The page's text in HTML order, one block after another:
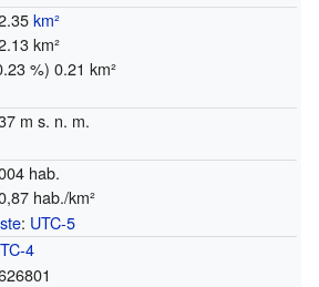
km²
km²
%) 0.21 km²
m s. n. m.
hab.
hab./km²
: UTC-5
4